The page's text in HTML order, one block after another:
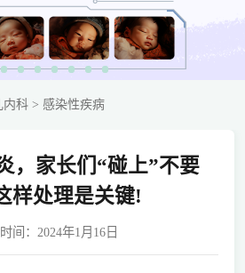
内科> 感染性疾病
，家长们“碰上”不要
样处理是关键!
间：2024年1月16日